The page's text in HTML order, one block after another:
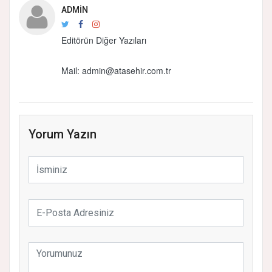
ADMIN
Editörün Diğer Yazıları
Mail: admin@atasehir.com.tr
Yorum Yazın